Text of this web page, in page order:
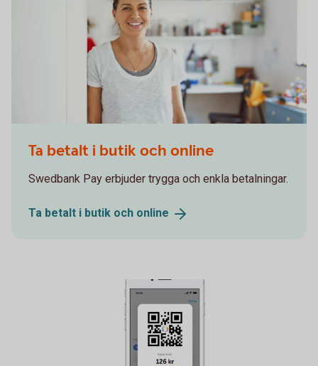
Ta betalt i butik och online
Swedbank Pay erbjuder trygga och enkla betalningar.
Ta betalt i butik och online